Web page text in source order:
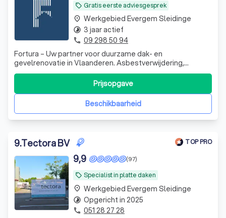
local_offer Gratis eerste adviesgesprek
Fortura – Uw partner voor duurzame dak- en
gevelrenovatie in Vlaanderen. Asbestverwijdering,
isolatie, crepi en totaalrenovaties met oog voor kwaliteit
en vakmanschap. Duurzaam wonen begint hier!
Beschikbaarheid
Prijsopgave
place Werkgebied Evergem Sleidinge
timelapse 3 jaar actief
phone 09 298 50 94
9.Tectora BV TOP PRO
local_offer Specialist in platte daken
(97)
9,9
place Werkgebied Evergem Sleidinge
timelapse Opgericht in 2025
phone 051 28 27 28